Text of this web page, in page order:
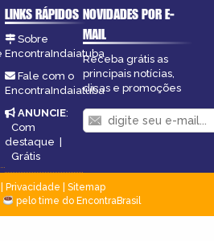
LINKS RÁPIDOS
Sobre
EncontraIndaiatuba
Fale com o
EncontraIndaiatuba
ANUNCIE:
Com
destaque |
Grátis
NOVIDADES POR E-
MAIL
Receba grátis as
principais notícias,
dicas e promoções
Privacidade
Sitemap
pelo time do EncontraBrasil